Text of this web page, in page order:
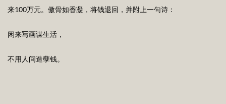
来100万元。傲骨如香凝，将钱退回，并附上一句诗：
闲来写画谋生活，
不用人间造孽钱。